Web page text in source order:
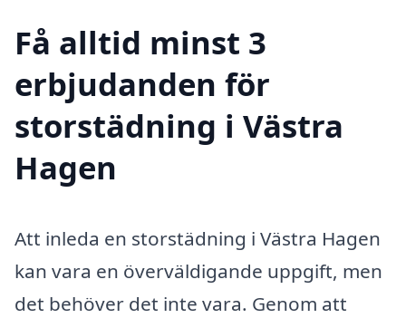
Få alltid minst 3
erbjudanden för
storstädning i Västra
Hagen
Att inleda en storstädning i Västra Hagen
kan vara en överväldigande uppgift, men
det behöver det inte vara. Genom att